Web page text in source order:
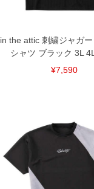
返品交換希望の方は、商品
下着(肌着)やワイシャツは
※【ボトムの裾上げをご希
裾上げ料金は500円+税とな
備考欄に股下●cmとご記入
上の品が対象。1本5,999円
尚、裾上げした商品は返品
※商品によって若干のサイ
ンピュータ画面）によって
ください。
※当店での掲載商品は、実
舗からのお取り寄せ等に
す。そのようなことがない
連絡させて頂きますので予
in the attic 刺繍ジャガ
シャツ ブラック 3L
¥7,590